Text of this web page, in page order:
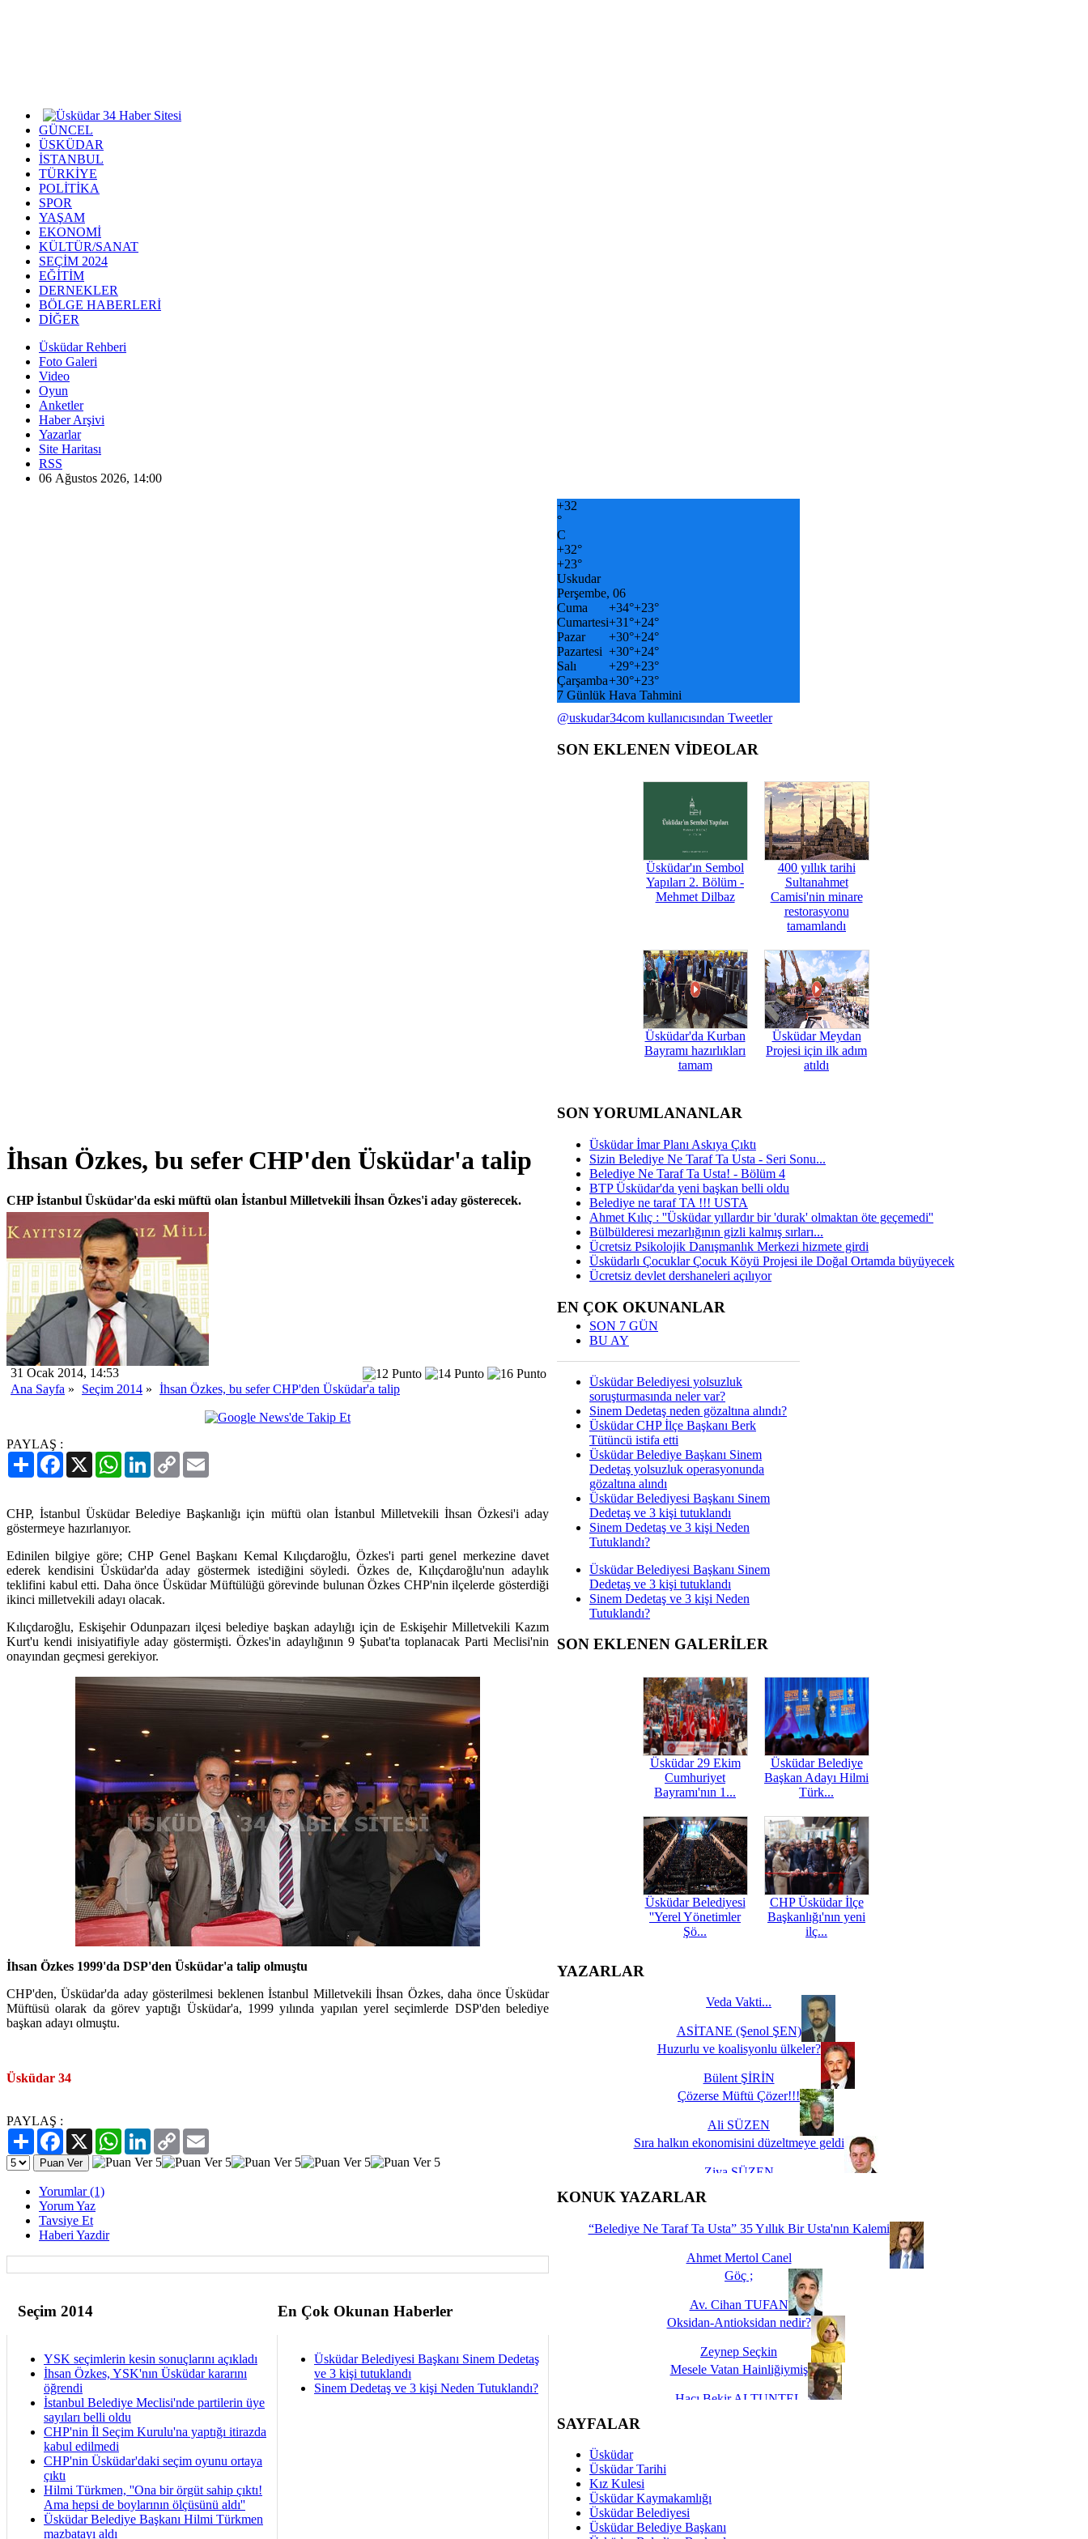
GÜNCEL
ÜSKÜDAR
İSTANBUL
TÜRKİYE
POLİTİKA
SPOR
YAŞAM
EKONOMİ
KÜLTÜR/SANAT
SEÇİM 2024
EĞİTİM
DERNEKLER
BÖLGE HABERLERİ
DİĞER
Üsküdar Rehberi
Foto Galeri
Video
Oyun
Anketler
Haber Arşivi
Yazarlar
Site Haritası
RSS
06 Ağustos 2026, 14:00
İhsan Özkes, bu sefer CHP'den Üsküdar'a talip
CHP İstanbul Üsküdar'da eski müftü olan İstanbul Milletvekili İhsan Özkes'i aday gösterecek.
31 Ocak 2014, 14:53
Ana Sayfa » Seçim 2014 » İhsan Özkes, bu sefer CHP'den Üsküdar'a talip
PAYLAŞ :
PaylaşFacebook
X WhatsAppLinkedIn
Copy
Link
CHP, İstanbul Üsküdar Belediye Başkanlığı için müftü olan İstanbul Milletvekili İhsan Özkesi'i aday
göstermeye hazırlanıyor.
Edinilen bilgiye göre; CHP Genel Başkanı Kemal Kılıçdaroğlu, Özkes'i parti genel merkezine davet
ederek kendisini Üsküdar'da aday göstermek istediğini söyledi. Özkes de, Kılıçdaroğlu'nun adaylık
teklifini kabul etti. Daha önce Üsküdar Müftülüğü görevinde bulunan Özkes CHP'nin ilçelerde gösterdiği
ikinci milletvekili adayı olacak.
Kılıçdaroğlu, Eskişehir Odunpazarı ilçesi belediye başkan adaylığı için de Eskişehir Milletvekili Kazım
Kurt'u kendi inisiyatifiyle aday göstermişti. Özkes'in adaylığının 9 Şubat'ta toplanacak Parti Meclisi'nin
onayından geçmesi gerekiyor.
İhsan Özkes 1999'da DSP'den Üsküdar'a talip olmuştu
CHP'den, Üsküdar'da aday gösterilmesi beklenen İstanbul Milletvekili İhsan Özkes, daha önce Üsküdar
Müftüsü olarak da görev yaptığı Üsküdar'a, 1999 yılında yapılan yerel seçimlerde DSP'den belediye
başkan adayı olmuştu.
Üsküdar 34
PAYLAŞ :
PaylaşFacebook
X WhatsAppLinkedIn
Copy
Link
Yorumlar (1)
Yorum Yaz
Tavsiye Et
Haberi Yazdir
Seçim 2014 En Çok Okunan Haberler
YSK seçimlerin kesin sonuçlarını açıkladı
İhsan Özkes, YSK'nın Üsküdar kararını
öğrendi
İstanbul Belediye Meclisi'nde partilerin üye
sayıları belli oldu
CHP'nin İl Seçim Kurulu'na yaptığı itirazda
kabul edilmedi
CHP'nin Üsküdar'daki seçim oyunu ortaya
çıktı
Hilmi Türkmen, ''Ona bir örgüt sahip çıktı!
Ama hepsi de boylarının ölçüsünü aldı''
Üsküdar Belediye Başkanı Hilmi Türkmen
mazbatayı aldı
Üsküdar Belediyesi Başkanı Sinem Dedetaş
ve 3 kişi tutuklandı
Sinem Dedetaş ve 3 kişi Neden Tutuklandı?
+32
°
C
+32°
+23°
Uskudar
Perşembe, 06
Cuma
+34°+23°
Cumartesi+31°+24°
Pazar
+30°+24°
Pazartesi +30°+24°
Salı
+29°+23°
Çarşamba+30°+23°
7 Günlük Hava Tahmini
@uskudar34com kullanıcısından Tweetler
SON EKLENEN VİDEOLAR
Üsküdar'ın Sembol
Yapıları 2. Bölüm -
Mehmet Dilbaz
400 yıllık tarihi
Sultanahmet
Camisi'nin minare
restorasyonu
tamamlandı
Üsküdar'da Kurban
Bayramı hazırlıkları
tamam
Üsküdar Meydan
Projesi için ilk adım
atıldı
SON YORUMLANANLAR
Üsküdar İmar Planı Askıya Çıktı
Sizin Belediye Ne Taraf Ta Usta - Seri Sonu...
Belediye Ne Taraf Ta Usta! - Bölüm 4
BTP Üsküdar'da yeni başkan belli oldu
Belediye ne taraf TA !!! USTA
Ahmet Kılıç : ''Üsküdar yıllardır bir 'durak' olmaktan öte geçemedi''
Bülbülderesi mezarlığının gizli kalmış sırları...
Ücretsiz Psikolojik Danışmanlık Merkezi hizmete girdi
Üsküdarlı Çocuklar Çocuk Köyü Projesi ile Doğal Ortamda büyüyecek
Ücretsiz devlet dershaneleri açılıyor
EN ÇOK OKUNANLAR
SON 7 GÜN
BU AY
Üsküdar Belediyesi yolsuzluk
soruşturmasında neler var?
Sinem Dedetaş neden gözaltına alındı?
Üsküdar CHP İlçe Başkanı Berk
Tütüncü istifa etti
Üsküdar Belediye Başkanı Sinem
Dedetaş yolsuzluk operasyonunda
gözaltına alındı
Üsküdar Belediyesi Başkanı Sinem
Dedetaş ve 3 kişi tutuklandı
Sinem Dedetaş ve 3 kişi Neden
Tutuklandı?
Üsküdar Belediyesi Başkanı Sinem
Dedetaş ve 3 kişi tutuklandı
Sinem Dedetaş ve 3 kişi Neden
Tutuklandı?
SON EKLENEN GALERİLER
Üsküdar 29 Ekim
Cumhuriyet
Bayramı'nın 1...
Üsküdar Belediye
Başkan Adayı Hilmi
Türk...
Üsküdar Belediyesi
''Yerel Yönetimler
Şö...
CHP Üsküdar İlçe
Başkanlığı'nın yeni
ilç...
YAZARLAR
Veda Vakti...
ASİTANE (Şenol ŞEN)
Huzurlu ve koalisyonlu ülkeler?
Bülent ŞİRİN
Çözerse Müftü Çözer!!!
Ali SÜZEN
Sıra halkın ekonomisini düzeltmeye geldi
Ziya SÜZEN
İşte Biz buyuz...
KONUK YAZARLAR
“Belediye Ne Taraf Ta Usta” 35 Yıllık Bir Usta'nın Kalemi
Ahmet Mertol Canel
Göç ;
Av. Cihan TUFAN
Oksidan-Antioksidan nedir?
Zeynep Seçkin
Mesele Vatan Hainliğiymiş
Hacı Bekir ALTUNTEL
Dünya Fani, Ama Kısa Bir Süre De Olsa Burdayız
Savaş ŞENEL
Hukukun Adaleti Kalmadı Üstadım!
SAYFALAR
Üsküdar
Üsküdar Tarihi
Kız Kulesi
Üsküdar Kaymakamlığı
Üsküdar Belediyesi
Üsküdar Belediye Başkanı